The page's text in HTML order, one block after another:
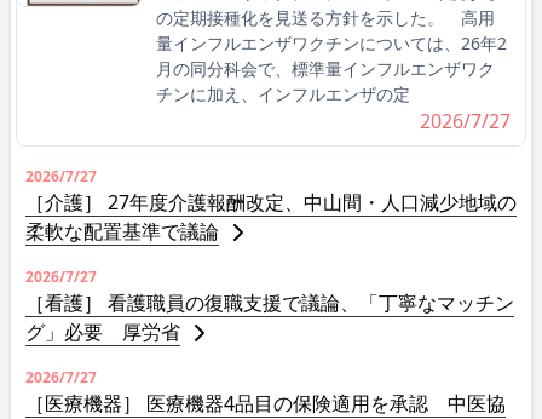
の定期接種化を見送る方針を示した。 高用
量インフルエンザワクチンについては、26年2
月の同分科会で、標準量インフルエンザワク
チンに加え、インフルエンザの定
2026/7/27
2026/7/27
［介護］ 27年度介護報酬改定、中山間・人口減少地域の
柔軟な配置基準で議論
2026/7/27
［看護］ 看護職員の復職支援で議論、「丁寧なマッチン
グ」必要 厚労省
2026/7/27
［医療機器］ 医療機器4品目の保険適用を承認 中医協